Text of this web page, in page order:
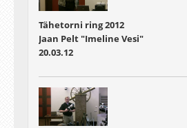
Tähetorni ring 2012
Jaan Pelt "Imeline Vesi"
20.03.12